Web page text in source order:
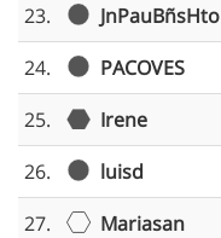
23.
JnPauBñsHto
24.
PACOVES
25.
Irene
26.
luisd
27.
Mariasan